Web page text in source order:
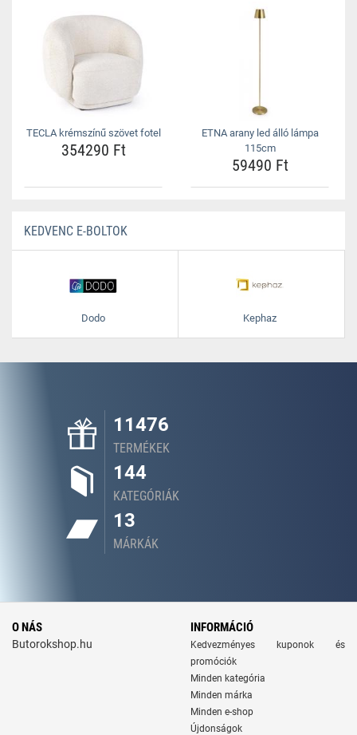
TECLA krémszínű szövet fotel
354290 Ft
ETNA arany led álló lámpa
115cm
59490 Ft
KEDVENC E-BOLTOK
Dodo Kephaz
11476
TERMÉKEK
144
KATEGÓRIÁK
13
MÁRKÁK
O NÁS
Butorokshop.hu
INFORMÁCIÓ
Kedvezményes kuponok és
promóciók
Minden kategória
Minden márka
Minden e-shop
Újdonságok